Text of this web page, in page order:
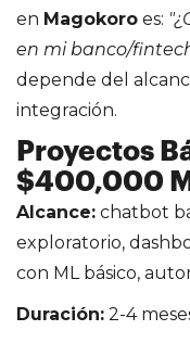
en Magokoro es:
en mi banco/
depende del
integración.
Proyectos
$400,000
Alcance: chatbot
exploratorio,
con ML básico,
Duración: 2-4